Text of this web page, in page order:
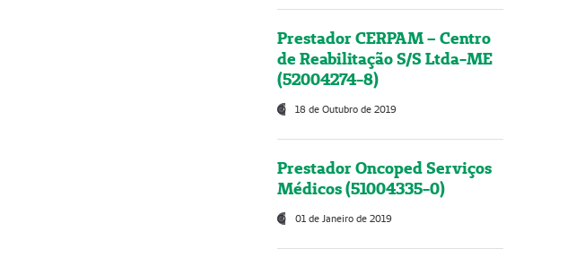
Prestador CERPAM – Centro
de Reabilitação S/S Ltda-ME
(52004274-8)
18 de Outubro de 2019
Prestador Oncoped Serviços
Médicos (51004335-0)
01 de Janeiro de 2019